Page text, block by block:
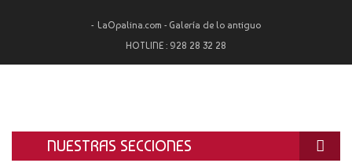
LaOpalina.com - Galería de lo antiguo
HOTLINE : 928 28 32 28
NUESTRAS SECCIONES